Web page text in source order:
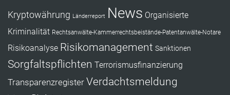
Kryptowährung Länderreport News Organisierte
Kriminalität Rechtsanwälte-Kammerrechtsbeistände-Patentanwälte-Notare
Risikoanalyse Risikomanagement Sanktionen
Sorgfaltspflichten Terrorismusfinanzierung
Transparenzregister Verdachtsmeldung